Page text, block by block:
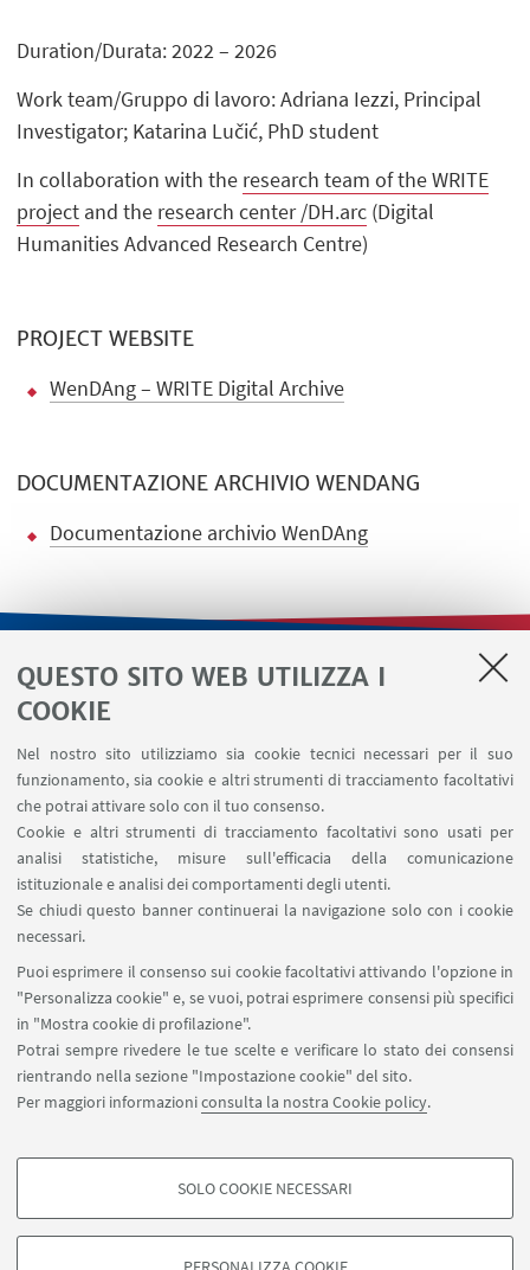
QUESTO SITO WEB UTILIZZA I
COOKIE
Nel nostro sito utilizziamo sia cookie tecnici necessari per il suo
funzionamento, sia cookie e altri strumenti di tracciamento facoltativi
che potrai attivare solo con il tuo consenso.
Cookie e altri strumenti di tracciamento facoltativi sono usati per
analisi statistiche, misure sull'efficacia della comunicazione
istituzionale e analisi dei comportamenti degli utenti.
Se chiudi questo banner continuerai la navigazione solo con i cookie
necessari.
Puoi esprimere il consenso sui cookie facoltativi attivando l'opzione in
"Personalizza cookie" e, se vuoi, potrai esprimere consensi più specifici
in "Mostra cookie di profilazione".
Potrai sempre rivedere le tue scelte e verificare lo stato dei consensi
rientrando nella sezione "Impostazione cookie" del sito.
Per maggiori informazioniconsulta la nostra Cookie policy.
COOKIE DI PROFILAZIONE - FACOLTATIVI
SOLO COOKIE NECESSARI
Duration/Durata: 2022 – 2026
Work team/Gruppo di lavoro: Adriana Iezzi, Principal
Investigator; Katarina Lučić, PhD student
In collaboration with the research team of the WRITE
project and the research center /DH.arc (Digital
Humanities Advanced Research Centre)
PROJECT WEBSITE
WenDAng – WRITE Digital Archive
DOCUMENTAZIONE ARCHIVIO WENDANG
Documentazione archivio WenDAng
LINK UTILI
Area riservata
Area DIT
SEGUI IL DIPARTIMENTO SU:
SEGUI UNIBO SU:
APP:
©Copyright 2026 - ALMA MATER STUDIORUM - Università di